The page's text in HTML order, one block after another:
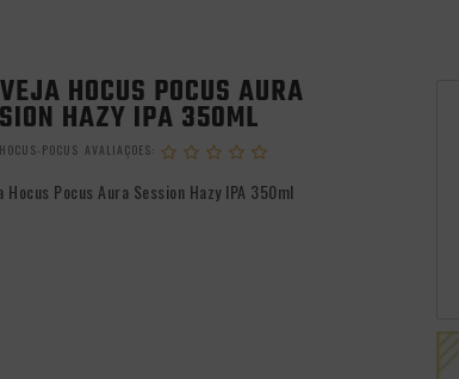
HOCUS POCUS AURA
HAZY IPA 350ML
HOCUS-POCUS
Hocus Pocus Aura Session Hazy IPA 350ml